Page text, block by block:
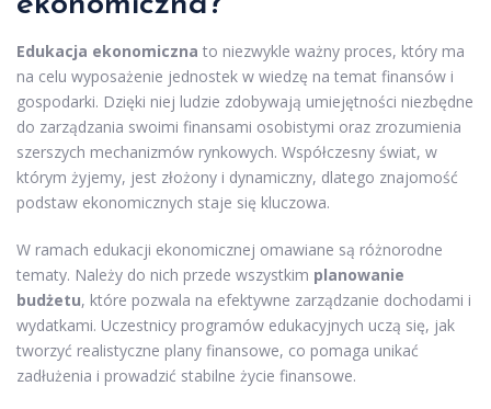
Edukacja ekonomiczna to niezwykle ważny proces, który ma
na celu wyposażenie jednostek w wiedzę na temat finansów i
gospodarki. Dzięki niej ludzie zdobywają umiejętności niezbędne
do zarządzania swoimi finansami osobistymi oraz zrozumienia
szerszych mechanizmów rynkowych. Współczesny świat, w
którym żyjemy, jest złożony i dynamiczny, dlatego znajomość
podstaw ekonomicznych staje się kluczowa.
W ramach edukacji ekonomicznej omawiane są różnorodne
tematy. Należy do nich przede wszystkim planowanie
budżetu, które pozwala na efektywne zarządzanie dochodami i
wydatkami. Uczestnicy programów edukacyjnych uczą się, jak
tworzyć realistyczne plany finansowe, co pomaga unikać
zadłużenia i prowadzić stabilne życie finansowe.